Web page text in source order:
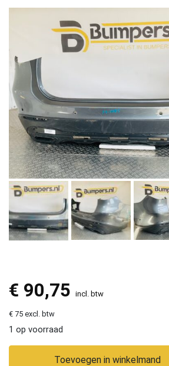
€ 90,75 incl. btw
€ 75 excl. btw
1 op voorraad
Toevoegen in winkelmand